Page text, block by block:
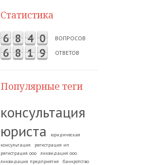
Статистика
6 8 4 0 ВОПРОСОВ
6 8 1 9 ОТВЕТОВ
Популярные теги
консультация
юриста
юридическая
консультация
регистрация ип
регистрация ооо
ликвидация ооо
ликвидация предприятия
банкротство